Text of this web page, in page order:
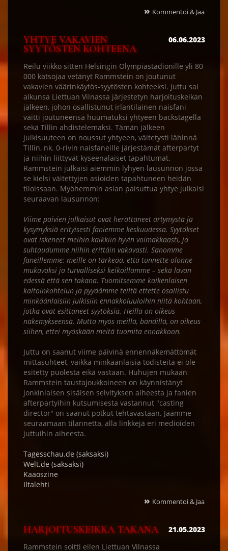
» Kommentoi & Jaa
YHTYE VAKAVIEN
SYYTÖSTEN KOHTEENA
06.06.2023
Reilu viikko sitten Helsingin Olympiastadionille yli 80
000 katsojaa vetänyt Rammstein on joutunut
vakavien väärinkäytös-syytösten kohteeksi. Juttu sai
alkunsa Liettuan Vilnassa järjestetyn harjoituskeikan
jälkeen, johon osallistunut irlantilainen naisfani
väitti joutuneensa huumatuksi yhtyeen backstagella
sekä Tillin ahdistelemaksi. Tämän jälkeen
julkisuuteen on noussut yhtyeen, väitetysti lähinnä
Tillin, nk. 0-rivin naisfaneille järjestämät afterpartyt
ja niihin liittyvät kyseenalaiset tapahtumat.
Rammstein julkaisi aiemmin lyhyen lausunnon jossa
se kielsi väitettyjen asioiden tapahtuneen heidän
tiloissaan. Myöhemmin asian paisuttua yhtye julkaisi
seuraavan lausunnon:
Viime päivien julkaisut ovat herättäneet ärtymystä ja
kysymyksiä erityisesti faniemme keskuudessa. Syytökset
ovat iskeneet meihin kaikkiin hyvin voimakkaasti, ja
suhtaudumme niihin erittäin vakavasti. Sanomme
faneillemme: meille on tärkeää, että tunnette olonne
mukavaksi ja turvalliseksi keikoillamme – sekä lavan
edessä että sen takana. Tuomitsemme kaikenlaisen
kaltoinkohtelun ja pyydämme teiltä ettette osallistu
minkäänlaisiin julkisiin ennakkoluuloihin niitä kohtaan,
jotka ovat esittäneet syytöksiä. Heillä on oikeus
näkemykseensä. Mutta myös meillä, bändillä, on oikeus
siihen, ettei myöskään meitä tuomita ennakkoon.
Juttu on saanut viime päivinä ennennäkemättömät
mittasuhteet, vaikka minkäänlaisia todisteita ei ole
esitetty puolesta eikä vastaan. Huhujen mukaan
Rammstein taustajoukkoineen on käynnistänyt
jonkinlaisen sisäisen selvityksen aiheesta ja fanien
afterpartyihin kutsumisesta vastannut "casting
director" on saanut potkut tehtävästään. Jäämme
seuraamaan tilannetta, alla linkkejä eri medioiden
juttuihin aiheesta.
Tagesschau.de (saksaksi)
Welt.de (saksaksi)
Kaaoszine
Iltalehti
» Kommentoi & Jaa
HARJOITUSKEIKKA TAKANA
21.05.2023
Rammstein soitti eilen Liettuan Vilnassa